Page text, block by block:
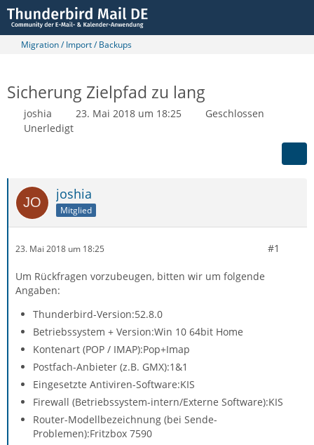
Migration / Import / Backups
Sicherung Zielpfad zu lang
joshia 23. Mai 2018 um 18:25
Geschlossen
Unerledigt
joshia
Mitglied
23. Mai 2018 um 18:25 #1
Um Rückfragen vorzubeugen, bitten wir um folgende
Angaben:
Thunderbird-Version:52.8.0
Betriebssystem + Version:Win 10 64bit Home
Kontenart (POP / IMAP):Pop+Imap
Postfach-Anbieter (z.B. GMX):1&1
Eingesetzte Antiviren-Software:KIS
Firewall (Betriebssystem-intern/Externe Software):KIS
Router-Modellbezeichnung (bei Sende-
Problemen):Fritzbox 7590